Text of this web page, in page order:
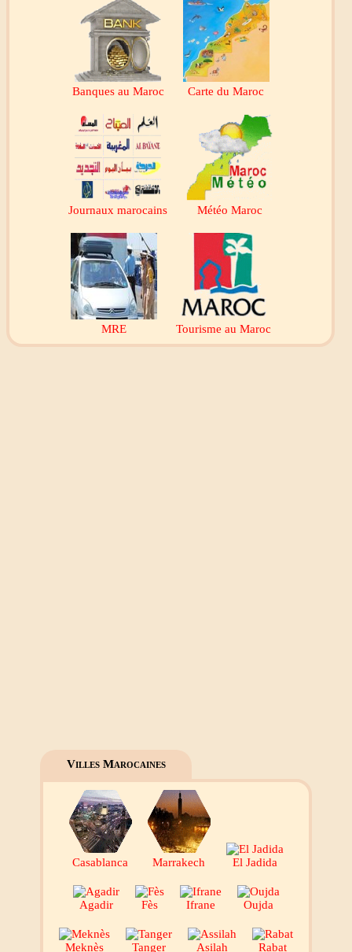
Banques au Maroc Carte du Maroc
Journaux marocains Météo Maroc
MRE Tourisme au Maroc
Villes Marocaines
Casablanca Marrakech El Jadida
Agadir Fès Ifrane Oujda
Meknès Tanger Asilah Rabat